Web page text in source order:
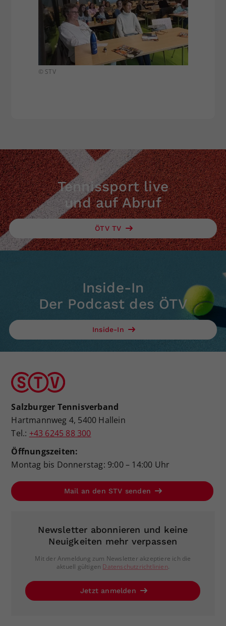
© STV
Tennissport live
und auf Abruf
ÖTV TV
Inside-In
Der Podcast des ÖTV
Inside-In
Salzburger Tennisverband
Hartmannweg 4, 5400 Hallein
Tel.: +43 6245 88 300
Öffnungszeiten:
Montag bis Donnerstag: 9:00 – 14:00 Uhr
Mail an den STV senden
Newsletter abonnieren und keine
Neuigkeiten mehr verpassen
Mit der Anmeldung zum Newsletter akzeptiere ich die
aktuell gültigen Datenschutzrichtlinien.
Jetzt anmelden